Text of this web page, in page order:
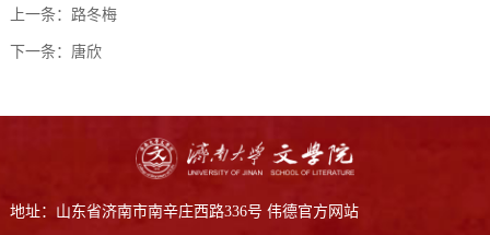
上一条： 路冬梅
下一条： 唐欣
地址：山东省济南市南辛庄西路336号 伟德官方网站